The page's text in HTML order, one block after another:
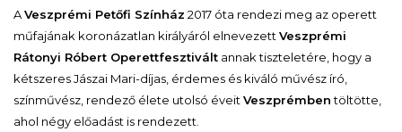
AVeszprémi Petőfi Színház 2017 óta rendezi meg az operett
műfajának koronázatlan királyáról elnevezett Veszprémi
Rátonyi Róbert Operettfesztivált annak tiszteletére, hogy a
kétszeres Jászai Mari-díjas, érdemes és kiváló művész író,
színművész, rendező élete utolsó éveit Veszprémbentöltötte,
ahol négy előadást is rendezett.